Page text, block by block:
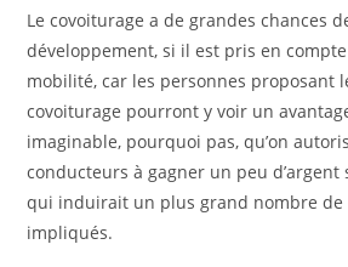
Le covoiturage a de grandes chances
développement, si il est pris en
mobilité, car les personnes proposant
covoiturage pourront y voir un
imaginable, pourquoi pas, qu’on
conducteurs à gagner un peu
qui induirait un plus grand nombre de
impliqués.